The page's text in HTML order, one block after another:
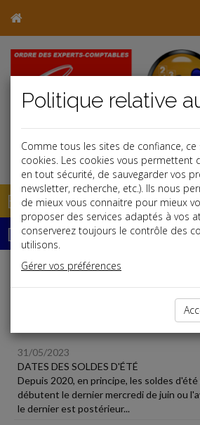
Base documentaire
Dépêches
Liste des dernières dépêches
31/05/2023
DATES DES SOLDES D'ÉTÉ
Depuis 2020, en principe, les soldes
débutent le dernier mercredi de juin ou
le dernier est postérieur...
Comme tous les sites de confiance, ce
cookies. Les cookies vous permettent
en tout sécurité, de sauvegarder vos
newsletter, recherche, etc.). Ils nous
de mieux vous connaitre pour mieux
proposer des services adaptés à vos
conserverez toujours le contrôle des
utilisons.
Gérer vos préférences